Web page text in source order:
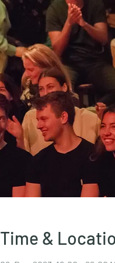
Time &